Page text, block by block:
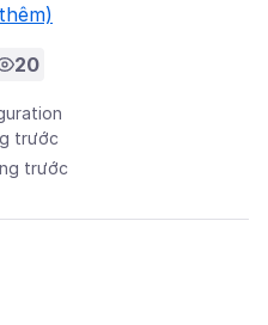
20
trước
trước